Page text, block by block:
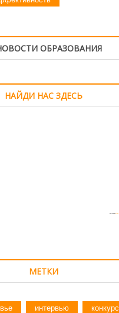
ОБРАЗОВАНИЯ
НАЙДИ НАС ЗДЕСЬ
МЕТКИ
интервью конкурс